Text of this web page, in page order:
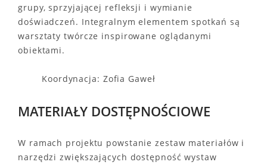
grupy, sprzyjającej refleksji i wymianie
doświadczeń. Integralnym elementem spotkań są
warsztaty twórcze inspirowane oglądanymi
obiektami.
Koordynacja: Zofia Gaweł
MATERIAŁY DOSTĘPNOŚCIOWE
W ramach projektu powstanie zestaw materiałów i
narzędzi zwiększających dostępność wystaw